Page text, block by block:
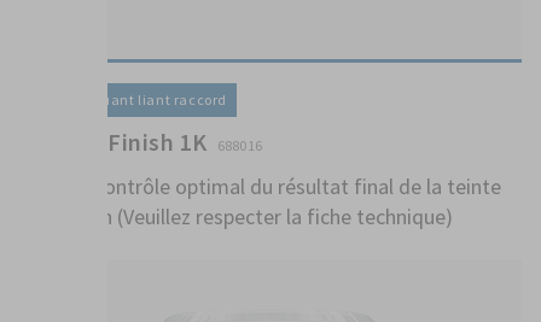
Vernis / Diluant liant raccord
Control Finish 1K 688016
Pour un contrôle optimal du résultat final de la teinte
de finition (Veuillez respecter la fiche technique)